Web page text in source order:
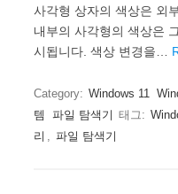
사각형 상자의 색상은 외
내부의 사각형의 색상은
시됩니다. 색상 변경을…
Category: Windows 11
템
파일 탐색기 태그:
리
파일 탐색기